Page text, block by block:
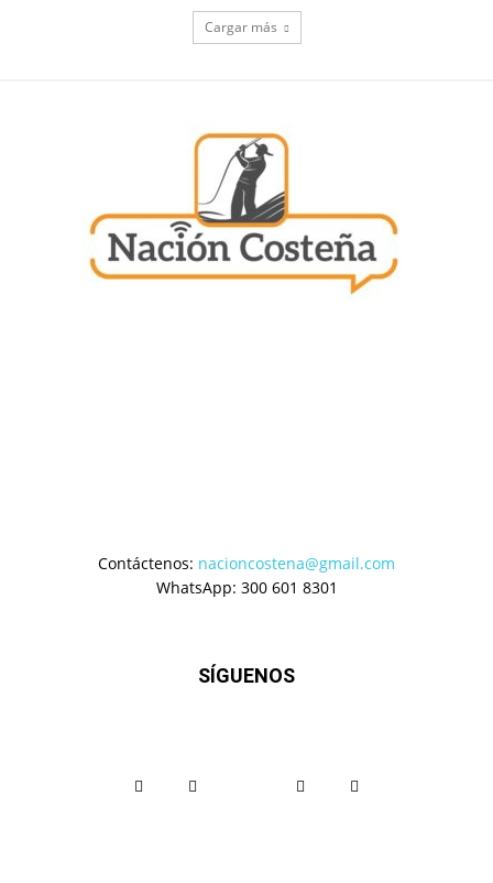
Cargar más
Contáctenos: nacioncostena@gmail.com
WhatsApp: 300 601 8301
SÍGUENOS